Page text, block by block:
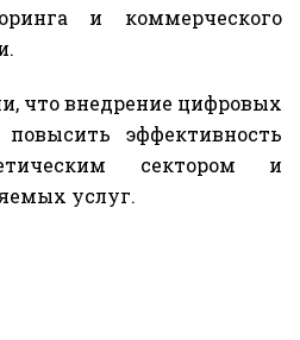
и коммерческого
что внедрение цифровых
эффективность
сектором и
услуг.